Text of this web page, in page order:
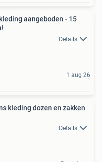
aangeboden - 15
Details
1 aug 26
kleding dozen en zakken
Details